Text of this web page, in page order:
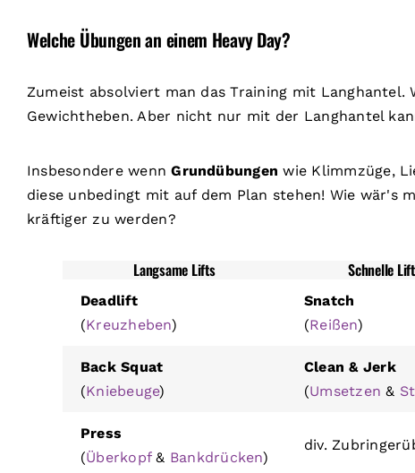
Welche Übungen an einem Heavy Day?
Zumeist absolviert man das Training mit Langhantel.
Gewichtheben. Aber nicht nur mit der Langhantel
Insbesondere wennGrundübungen wie Klimmzüge,
diese unbedingt mit auf dem Plan stehen! Wie wär's
kräftiger zu werden?
Langsame Lifts Schnelle
Deadlift
(Kreuzheben)
Snatch
(Reißen)
Back Squat
(Kniebeuge)
Clean & Jerk
(Umsetzen &
Press
(Überkopf& Bankdrücken)
div.